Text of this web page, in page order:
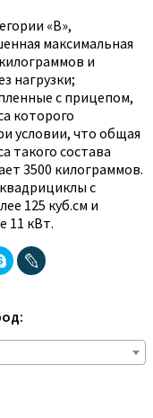
«B»,
максимальная
и
нагрузки;
с прицепом,
которого
условии, что общая
такого состава
3500 килограммов.
с
125 куб.см и
11 кВт.